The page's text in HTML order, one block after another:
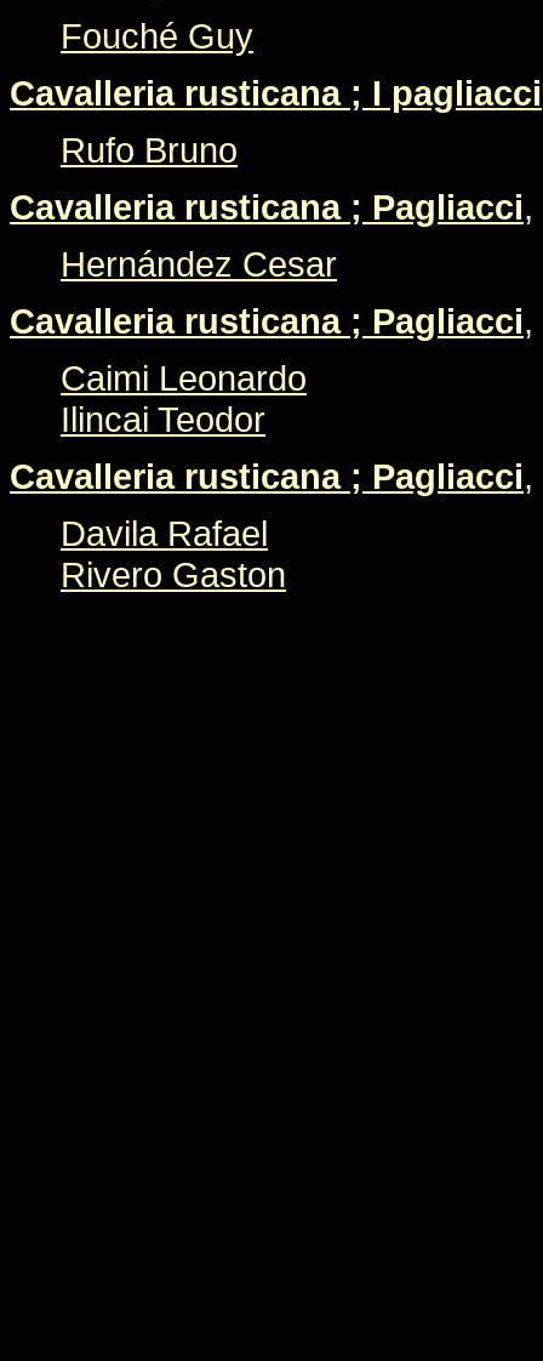
Fouché Guy
Cavalleria rusticana ; I pagliacci
Rufo Bruno
Cavalleria rusticana ; Pagliacci,
Hernández Cesar
Cavalleria rusticana ; Pagliacci,
Caimi Leonardo
Ilincai Teodor
Cavalleria rusticana ; Pagliacci,
Davila Rafael
Rivero Gaston